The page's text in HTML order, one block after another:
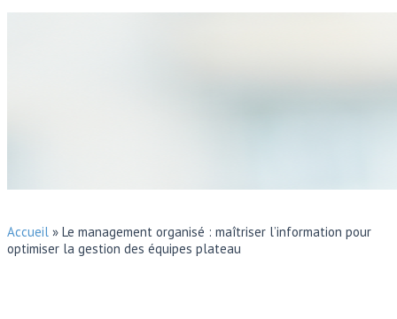
Accueil » Le management organisé : maîtriser l’information pour
optimiser la gestion des équipes plateau